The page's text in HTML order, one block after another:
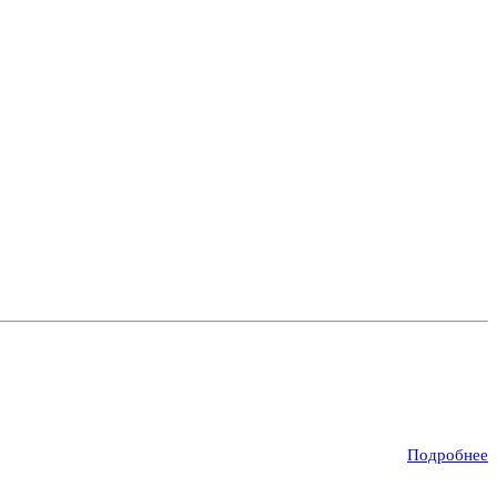
Подробнее